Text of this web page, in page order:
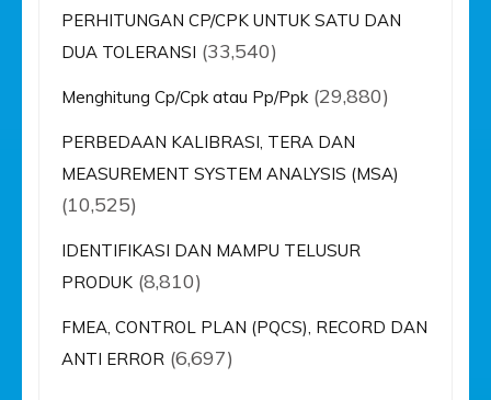
PERHITUNGAN CP/CPK UNTUK SATU DAN
DUA TOLERANSI (33,540)
Menghitung Cp/Cpk atau Pp/Ppk (29,880)
PERBEDAAN KALIBRASI, TERA DAN
MEASUREMENT SYSTEM ANALYSIS (MSA)
(10,525)
IDENTIFIKASI DAN MAMPU TELUSUR
PRODUK (8,810)
FMEA, CONTROL PLAN (PQCS), RECORD DAN
ANTI ERROR (6,697)